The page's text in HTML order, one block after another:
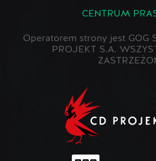
CENTRUM
Operatorem strony jest GOG
PROJEKT S.A.